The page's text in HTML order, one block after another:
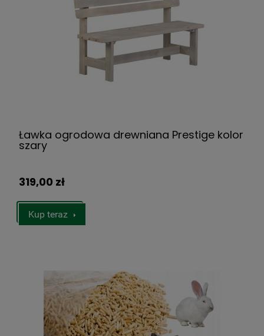
Ławka ogrodowa drewniana Prestige kolor
szary
319,00 zł
Kup teraz